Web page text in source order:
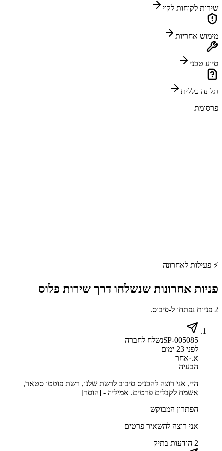
שירות לקוחות לקוי
מימוש אחריות
סיוע טכני
תלונה כללית
פרסומת
⚡ פעילות לאחרונה
פניות אחרונות שנשלחו דרך שירות פלוס
2 פניות נפתחו ל-סיבוס.
SP-005085נשלח לחברה
לפני 23 ימים
א.·אחר
הבעיה
היי, אני רוצה להכניס סיבוב לרשת שלנו, רשת פוטטו סטאר,
אשמח לקבלים פרטים. אמיליה - [הוסר]
הפתרון המבוקש
אני רוצה להשאיר פרטים
2 הודעות בתיק